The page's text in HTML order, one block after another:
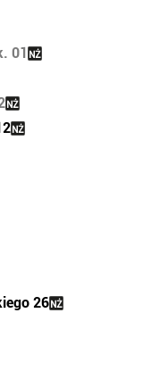
01
26